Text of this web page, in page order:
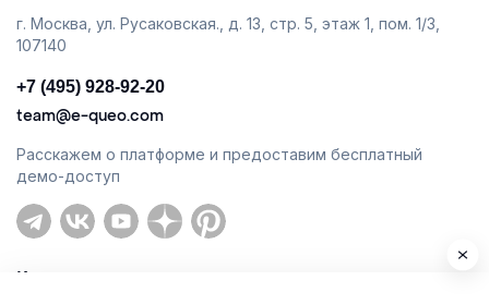
г. Москва, ул. Русаковская., д. 13, стр. 5, этаж 1, пом. 1/3,
107140
+7 (495) 928-92-20
team@e-queo.com
Расскажем о платформе и предоставим бесплатный
демо-доступ
Компания